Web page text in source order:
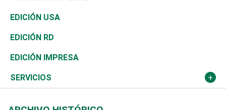
Reportajes
África
Ocenanía
Caribe
Resto del mundo
Vivienda
Telecom.
Global y variable
Economía personal
Buena Vida
Sociales
Novedades
Podcast Arte Libre
Ciclismo
Tenis
Olimpismo
Más deportes
En Directo
El Espía
Noticiero Poteleche
Columnistas
Tecnología
Historia
Martes de tecnología
Cambio climático
Economía
Revista
Deportes
Opinión
EDICIÓN USA
EDICIÓN RD
EDICIÓN IMPRESA
SERVICIOS